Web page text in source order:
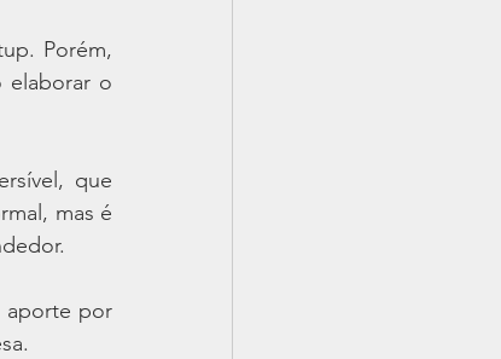
Porém,
elaborar o
que
mas é
aporte por